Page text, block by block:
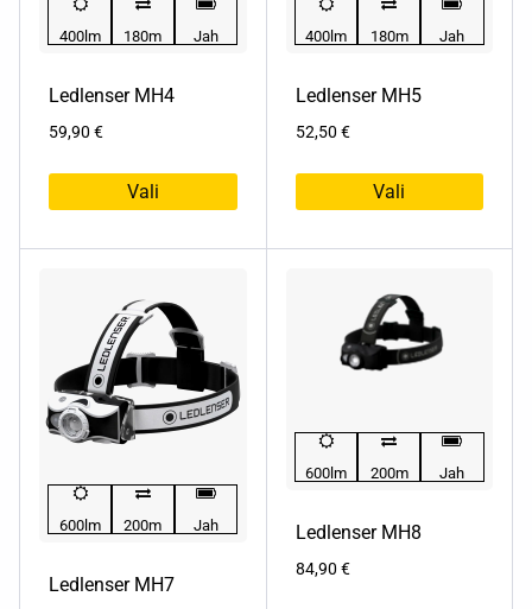
tootelehel.
400lm 180m Jah
Ledlenser MH4
59,90 €
Vali
tootel
varianti.
Valikuid
saab
teha
tootelehel.
400lm 180m Jah
Ledlenser MH5
52,50 €
Vali
tootel
varianti.
Valikuid
tootelehel.
600lm 200m Jah
Ledlenser MH7
600lm 200m Jah
Ledlenser MH8
84,90 €